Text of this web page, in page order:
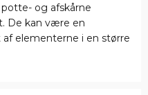
og afskårne
De kan være en
elementerne i en større